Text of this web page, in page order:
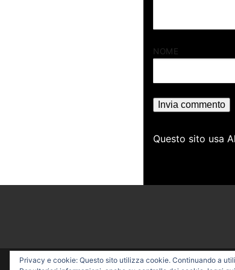
NOME
Questo sito usa
Privacy e cookie: Questo sito utilizza cookie. Continuando a